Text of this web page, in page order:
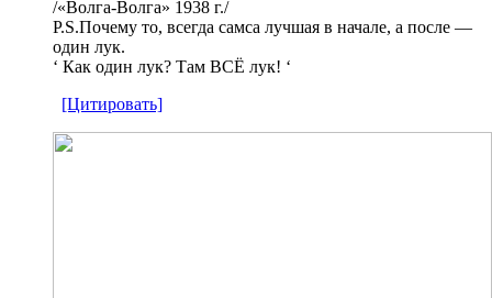
/«Волга-Волга» 1938 г./
P.S.Почему то, всегда самса лучшая в начале, а после —
один лук.
‘ Как один лук? Там ВСЁ лук! ‘
[Цитировать]